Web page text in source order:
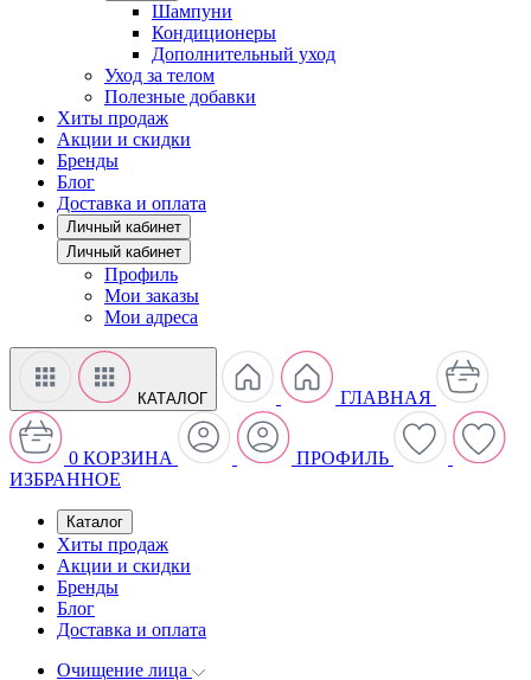
Шампуни
Кондиционеры
Дополнительный уход
Уход за телом
Полезные добавки
Хиты продаж
Акции и скидки
Бренды
Блог
Доставка и оплата
Личный кабинет
Личный кабинет
Профиль
Мои заказы
Мои адреса
КАТАЛОГ ГЛАВНАЯ
0 КОРЗИНА
ПРОФИЛЬ
ИЗБРАННОЕ
Каталог
Хиты продаж
Акции и скидки
Бренды
Блог
Доставка и оплата
Очищение лица